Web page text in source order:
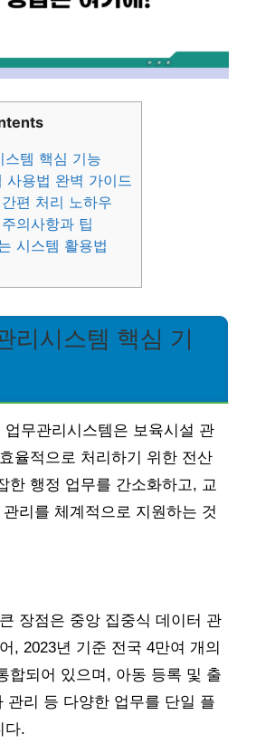
스템 핵심 기능
사용법 완벽 가이드
편 처리 노하우
의사항과 팁
시스템 활용법
리시스템 핵심 기
업무관리시스템은 보육시설 관
율적으로 처리하기 위한 전산
한 행정 업무를 간소화하고, 교
리를 체계적으로 지원하는 것
장점은 중앙 집중식 데이터 관
, 2023년 기준 전국 4만여 개의
합되어 있으며, 아동 등록 및 출
관리 등 다양한 업무를 단일 플
다.